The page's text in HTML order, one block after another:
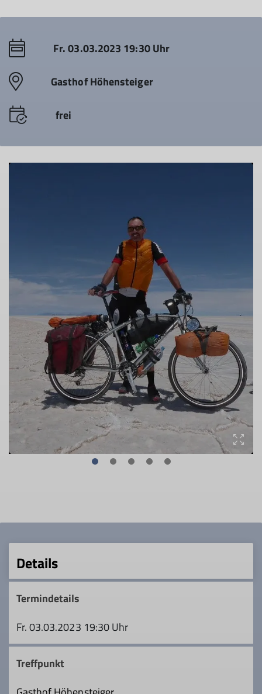
Fr. 03.03.2023 19:30 Uhr
Gasthof Höhensteiger
frei
© DAV Sektion Rosenheim - Wolfgang Büttner
Details
Termindetails
Fr. 03.03.2023 19:30 Uhr
Treffpunkt